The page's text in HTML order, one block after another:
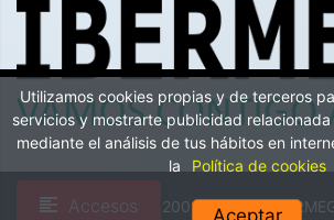
Accesos
Copyright © 2002-2026 by
Utilizamos cookies propias y de terceros
servicios y mostrarte publicidad
mediante el análisis de tus hábitos en
la
Política de cookies
Aceptar